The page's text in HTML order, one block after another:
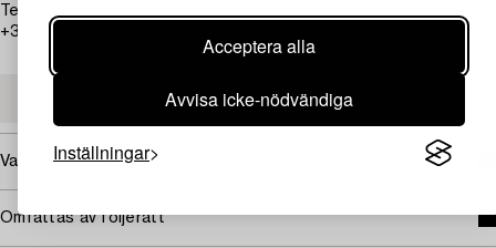
Acceptera alla
Avvisa icke-nödvändiga
Inställningar
Telefontid: måndag – fredag 10–13
+358-9-668 91 10
KUNDSERVICE
Vad kostar transporten?
Omfattas av följerätt